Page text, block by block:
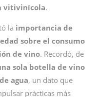
vitivinícola.
la importancia de
sobre el consumo
de vino. Recordó, de
sola botella de vino
agua, un dato que
prácticas más